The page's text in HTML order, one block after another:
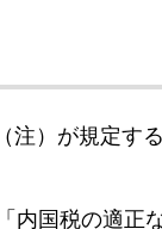
）が規定す
内国税の適